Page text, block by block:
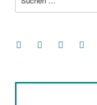
nach:
facebooksoundcloud
twitter